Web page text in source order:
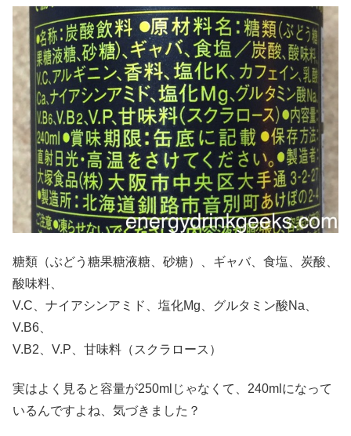
糖類（ぶどう糖果糖液糖、砂糖）、ギャバ、食塩、炭酸、
酸味料、
V.C、ナイアシンアミド、塩化Mg、グルタミン酸Na、
V.B6、
V.B2、V.P、甘味料（スクラロース）
実はよく見ると容量が250mlじゃなくて、240mlになって
いるんですよね、気づきました？